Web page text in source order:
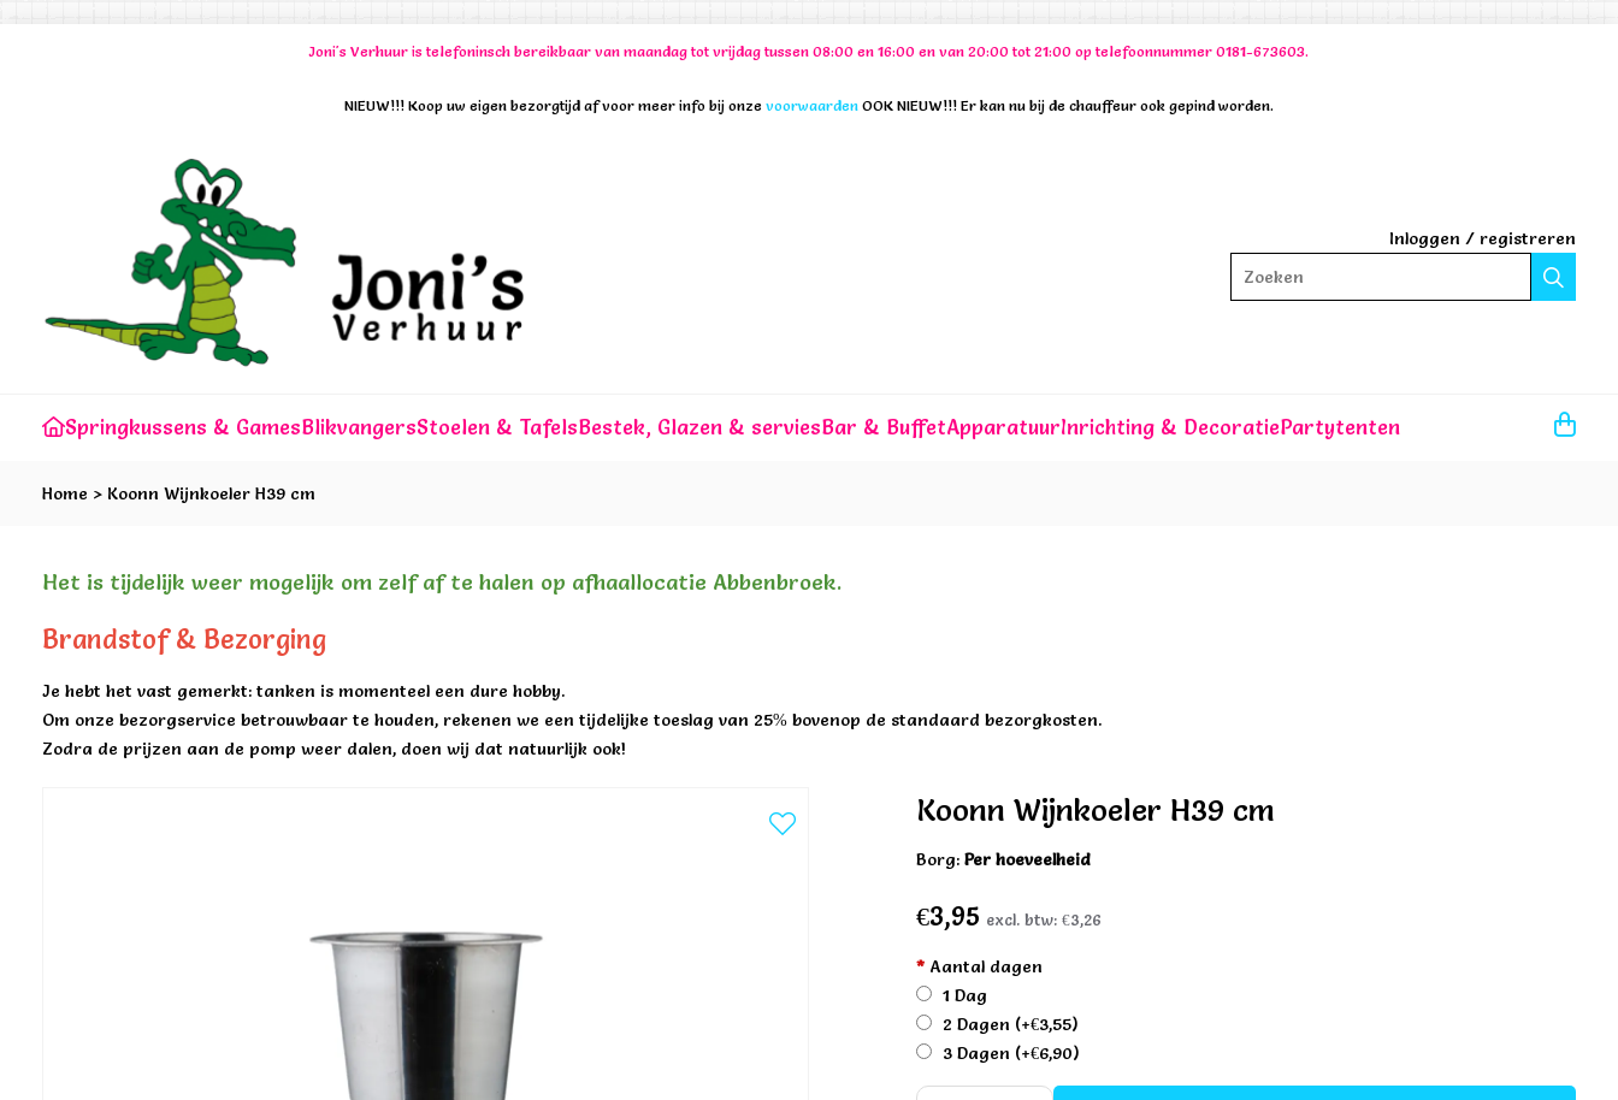
Joni's Verhuur is telefoninsch bereikbaar van maandag tot vrijdag tussen 08:00 en 16:00 en van 20:00 tot 21:00 op telefoonnummer 0181-673603.
NIEUW!!! Koop uw eigen bezorgtijd af voor meer info bij onze voorwaarden OOK NIEUW!!! Er kan nu bij de chauffeur ook gepind worden.
Inloggen / registreren
Zoeken
Springkussens & GamesBlikvangersStoelen & TafelsBestek, Glazen & serviesBar & BuffetApparatuurInrichting & DecoratiePartytenten
Home > Koonn Wijnkoeler H39 cm
Het is tijdelijk weer mogelijk om zelf af te halen op afhaallocatie Abbenbroek.
Brandstof & Bezorging
Je hebt het vast gemerkt: tanken is momenteel een dure hobby.
Om onze bezorgservice betrouwbaar te houden, rekenen we een tijdelijke toeslag van 25% bovenop de standaard bezorgkosten.
Zodra de prijzen aan de pomp weer dalen, doen wij dat natuurlijk ook!
Koonn Wijnkoeler H39 cm
Borg:Per hoeveelheid
€3,95 excl. btw:€3,26
* Aantal dagen
1 Dag
2 Dagen (+€3,55)
3 Dagen (+€6,90)